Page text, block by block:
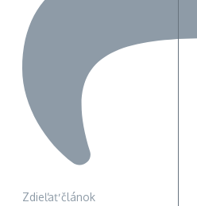
Zdieľať článok